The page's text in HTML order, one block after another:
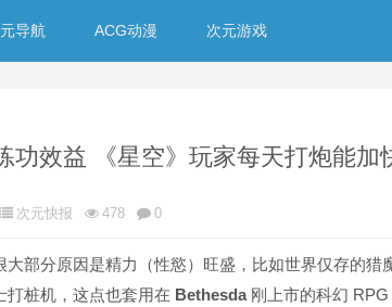
导航 ACG动漫 次元游戏
功效益 《星空》玩家每天打炮能加
次元快报 478 0
部分原因是精力（性慾）旺盛，比如世界仅存的猎
打桩机，这点也套用在 Bethesda刚上市的科幻 RPG